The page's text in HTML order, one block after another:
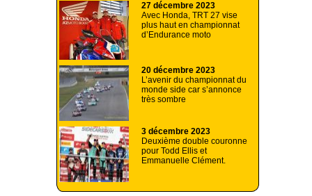
27 décembre 2023
Avec Honda, TRT 27 vise
plus haut en championnat
d’Endurance moto
20 décembre 2023
L’avenir du championnat du
monde side car s’annonce
très sombre
3 décembre 2023
Deuxième double couronne
pour Todd Ellis et
Emmanuelle Clément.